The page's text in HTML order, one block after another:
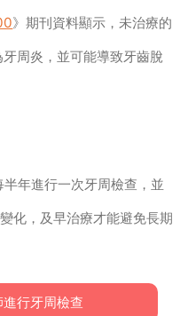
》期刊資料顯示，未治療的
周炎，並可能導致牙齒脫
年進行一次牙周檢查，並
化，及早治療才能避免長期
行牙周檢查